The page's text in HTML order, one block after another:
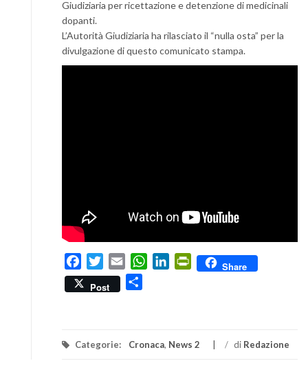
Giudiziaria per ricettazione e detenzione di medicinali
dopanti.
L’Autorità Giudiziaria ha rilasciato il “nulla osta” per la
divulgazione di questo comunicato stampa.
FacebookTwitterEmail WhatsApp
LinkedInPrintFriendly
Share
Post
Categorie: Cronaca, News 2 / di Redazione